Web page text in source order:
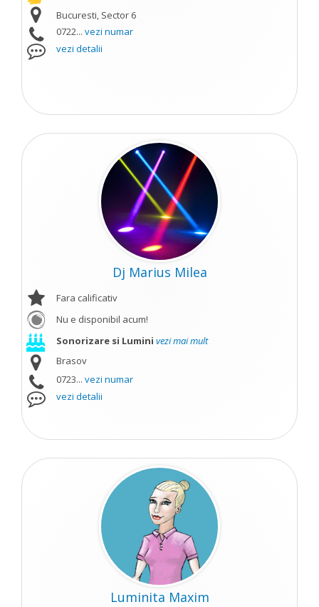
Bucuresti, Sector 6
0722... vezi numar
vezi detalii
Dj Marius Milea
Fara calificativ
Nu e disponibil acum!
Sonorizare si Lumini vezi mai mult
Brasov
0723... vezi numar
vezi detalii
Luminita Maxim